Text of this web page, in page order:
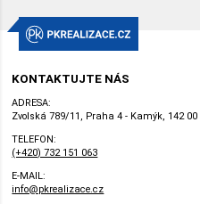
KONTAKTUJTE NÁS
ADRESA:
Zvolská 789/11, Praha 4 - Kamýk, 142 00
TELEFON:
(+420) 732 151 063
E-MAIL:
info@pkrealizace.cz